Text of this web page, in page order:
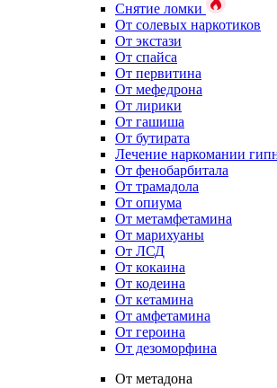
Снятие ломки
От солевых наркотиков
От экстази
От спайса
От первитина
От мефедрона
От лирики
От гашиша
От бутирата
Лечение наркомании
От фенобарбитала
От трамадола
От опиума
От метамфетамина
От марихуаны
От ЛСД
От кокаина
От кодеина
От кетамина
От амфетамина
От героина
От дезоморфина
От метадона